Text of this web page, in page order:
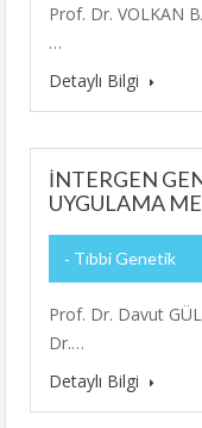
Prof. Dr. VOLKAN
…
Detaylı Bilgi
İNTERGEN
UYGULAMA
Tıbbi Genetik
Prof. Dr. Davut
Dr.…
Detaylı Bilgi